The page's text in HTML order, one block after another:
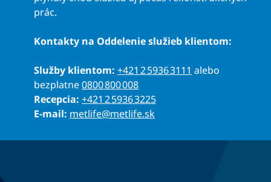
prác.
Kontakty na Oddelenie služieb klientom:
Služby klientom: +421 2 5936 3111 alebo
bezplatne0800 800 008
Recepcia: +421 2 5936 3225
E-mail: metlife@metlife.sk